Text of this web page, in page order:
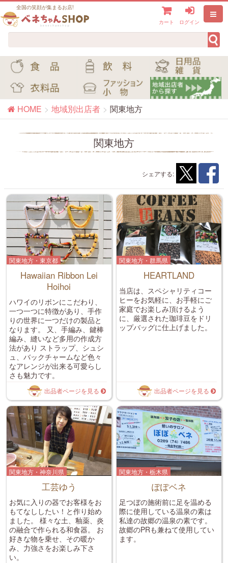
全国の笑顔が集まるお店!
カート ログイン
HOME 地域別出店者 関東地方
関東地方
シェアする:
関東地方・東京都
Hawaiian Ribbon Lei
Hoihoi
ハワイのリボンにこだわり、
一つ一つに特徴があり、手作
りの世界に一つだけの製品と
なります。 又、手編み、鍵棒
編み、縫いなど多用の作成方
法があり ストラップ、シュシ
ュ、バックチャームなど色々
なアレンジが出来る可愛らし
さも魅力です。
出品者ページを見る
関東地方・群馬県
HEARTLAND
当店は、スペシャリティコー
ヒーをお気軽に、お手軽にご
家庭でお楽しみ頂けるよう
に、厳選された珈琲豆をドリ
ップバッグに仕上げました。
出品者ページを見る
関東地方・神奈川県
工芸ゆう
お気に入りの器でお客様をお
もてなししたい！と作り始め
ました。 様々な土、釉薬、炎
の融合で作られる和食器。 お
好きな物を乗せ、その暖か
み、力強さをお楽しみ下さ
い。
関東地方・栃木県
ぽぽベネ
足つぼの施術前に足を温める
際に使用している温泉の素は
私達の故郷の温泉の素です。
故郷のPRも兼ねて使用してい
ます。